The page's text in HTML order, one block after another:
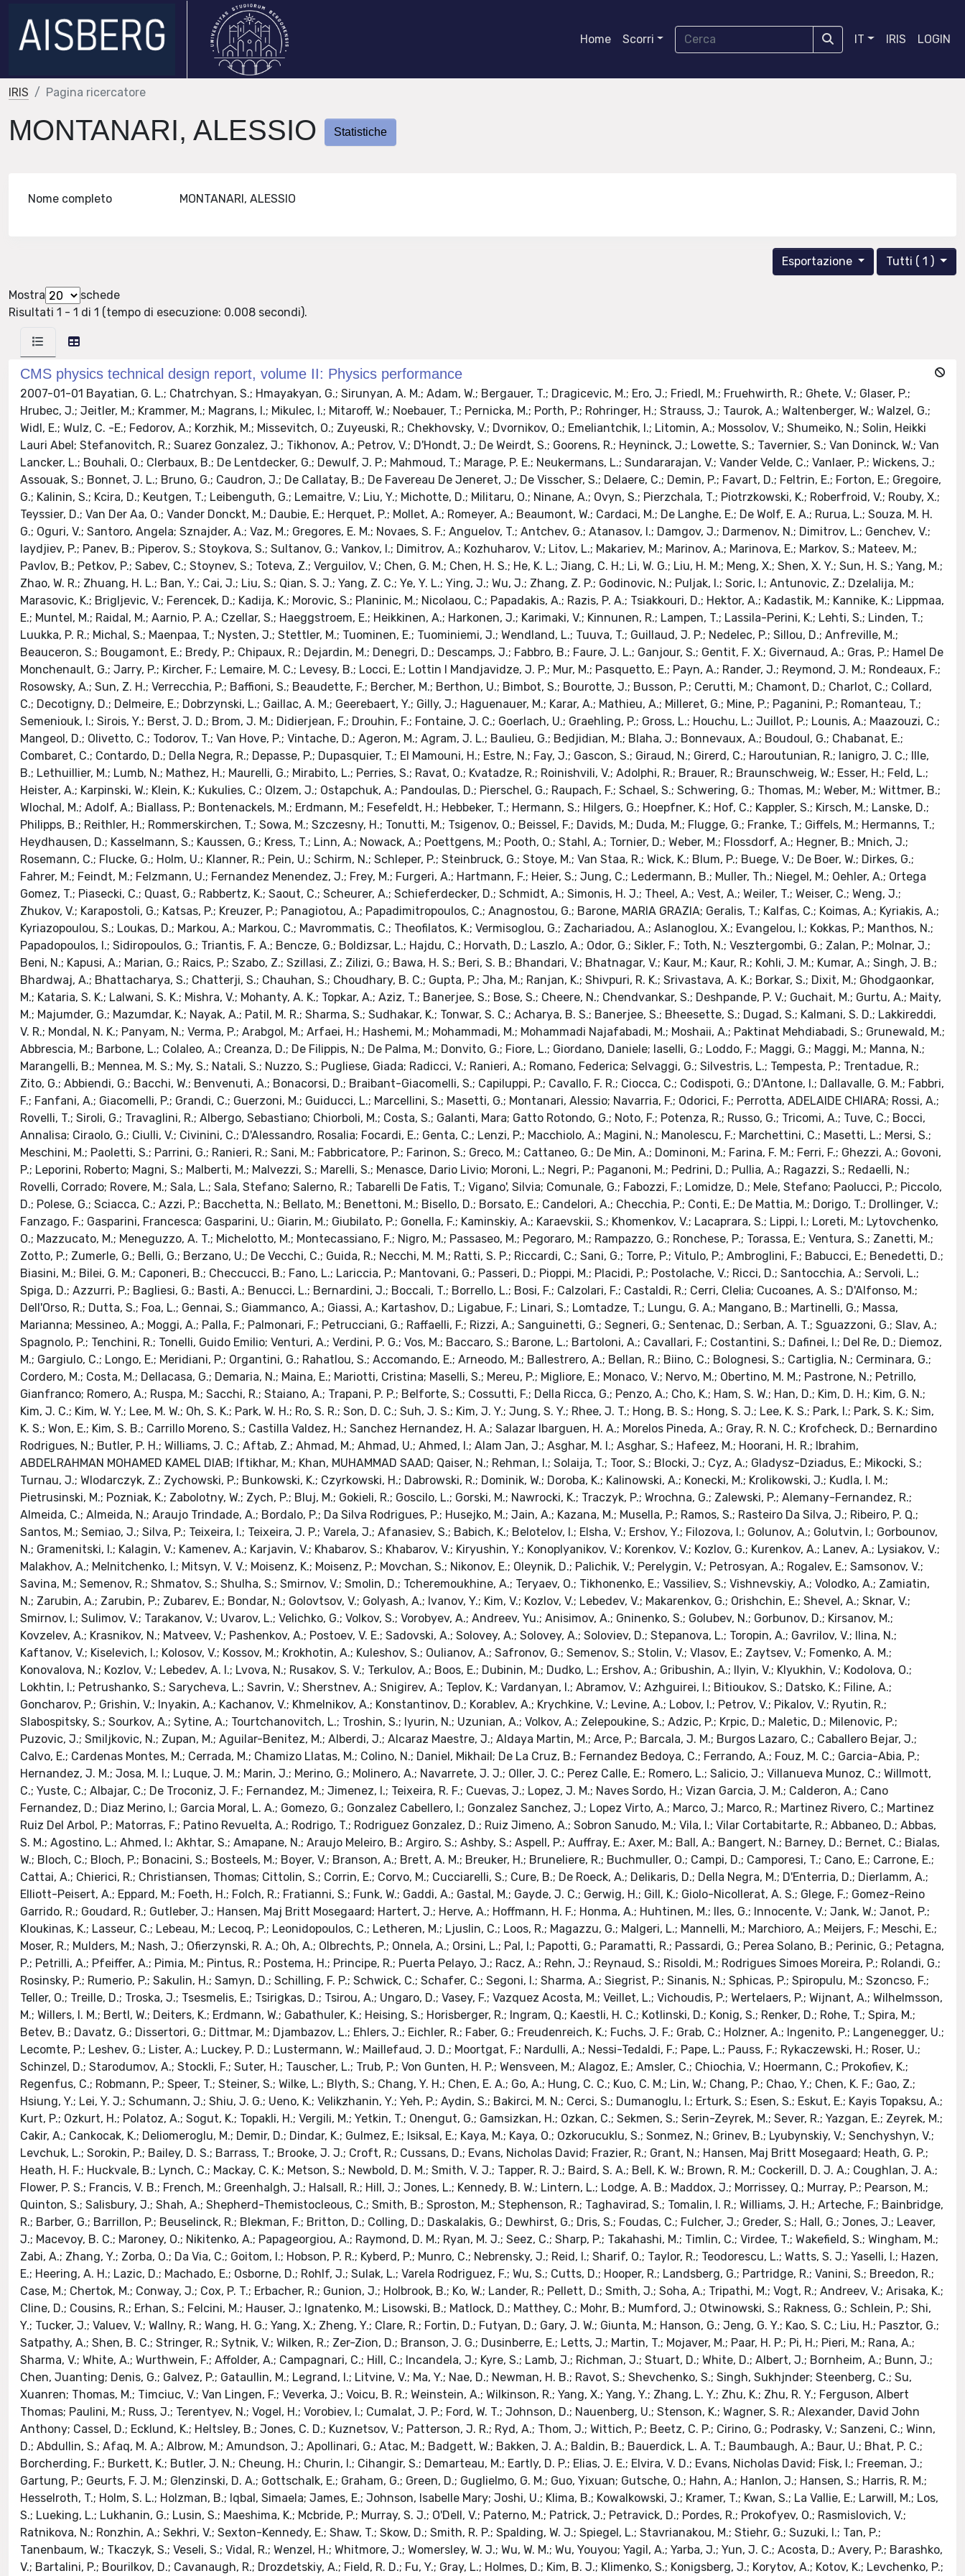
Home Scorri IT IRIS LOGIN
IRIS Pagina ricercatore
MONTANARI, ALESSIO Statistiche
Nome completo MONTANARI, ALESSIO
Tutti ( 1 )
Esportazione
Mostra
schede
Risultati 1 - 1 di 1 (tempo di esecuzione: 0.008 secondi).
CMS physics technical design report, volume II: Physics performance
2007-01-01 Bayatian, G. L.; Chatrchyan, S.; Hmayakyan, G.; Sirunyan, A. M.; Adam, W.; Bergauer, T.; Dragicevic, M.; Ero, J.; Friedl, M.; Fruehwirth, R.; Ghete, V.; Glaser, P.; Hrubec, J.; Jeitler, M.; Krammer, M.; Magrans, I.; Mikulec, I.; Mitaroff, W.; Noebauer, T.; Pernicka, M.; Porth, P.; Rohringer, H.; Strauss, J.; Taurok, A.; Waltenberger, W.; Walzel, G.; Widl, E.; Wulz, C. -E.; Fedorov, A.; Korzhik, M.; Missevitch, O.; Zuyeuski, R.; Chekhovsky, V.; Dvornikov, O.; Emeliantchik, I.; Litomin, A.; Mossolov, V.; Shumeiko, N.; Solin, Heikki Lauri Abel; Stefanovitch, R.; Suarez Gonzalez, J.; Tikhonov, A.; Petrov, V.; D'Hondt, J.; De Weirdt, S.; Goorens, R.; Heyninck, J.; Lowette, S.; Tavernier, S.; Van Doninck, W.; Van Lancker, L.; Bouhali, O.; Clerbaux, B.; De Lentdecker, G.; Dewulf, J. P.; Mahmoud, T.; Marage, P. E.; Neukermans, L.; Sundararajan, V.; Vander Velde, C.; Vanlaer, P.; Wickens, J.; Assouak, S.; Bonnet, J. L.; Bruno, G.; Caudron, J.; De Callatay, B.; De Favereau De Jeneret, J.; De Visscher, S.; Delaere, C.; Demin, P.; Favart, D.; Feltrin, E.; Forton, E.; Gregoire, G.; Kalinin, S.; Kcira, D.; Keutgen, T.; Leibenguth, G.; Lemaitre, V.; Liu, Y.; Michotte, D.; Militaru, O.; Ninane, A.; Ovyn, S.; Pierzchala, T.; Piotrzkowski, K.; Roberfroid, V.; Rouby, X.; Teyssier, D.; Van Der Aa, O.; Vander Donckt, M.; Daubie, E.; Herquet, P.; Mollet, A.; Romeyer, A.; Beaumont, W.; Cardaci, M.; De Langhe, E.; De Wolf, E. A.; Rurua, L.; Souza, M. H. G.; Oguri, V.; Santoro, Angela; Sznajder, A.; Vaz, M.; Gregores, E. M.; Novaes, S. F.; Anguelov, T.; Antchev, G.; Atanasov, I.; Damgov, J.; Darmenov, N.; Dimitrov, L.; Genchev, V.; Iaydjiev, P.; Panev, B.; Piperov, S.; Stoykova, S.; Sultanov, G.; Vankov, I.; Dimitrov, A.; Kozhuharov, V.; Litov, L.; Makariev, M.; Marinov, A.; Marinova, E.; Markov, S.; Mateev, M.; Pavlov, B.; Petkov, P.; Sabev, C.; Stoynev, S.; Toteva, Z.; Verguilov, V.; Chen, G. M.; Chen, H. S.; He, K. L.; Jiang, C. H.; Li, W. G.; Liu, H. M.; Meng, X.; Shen, X. Y.; Sun, H. S.; Yang, M.; Zhao, W. R.; Zhuang, H. L.; Ban, Y.; Cai, J.; Liu, S.; Qian, S. J.; Yang, Z. C.; Ye, Y. L.; Ying, J.; Wu, J.; Zhang, Z. P.; Godinovic, N.; Puljak, I.; Soric, I.; Antunovic, Z.; Dzelalija, M.; Marasovic, K.; Brigljevic, V.; Ferencek, D.; Kadija, K.; Morovic, S.; Planinic, M.; Nicolaou, C.; Papadakis, A.; Razis, P. A.; Tsiakkouri, D.; Hektor, A.; Kadastik, M.; Kannike, K.; Lippmaa, E.; Muntel, M.; Raidal, M.; Aarnio, P. A.; Czellar, S.; Haeggstroem, E.; Heikkinen, A.; Harkonen, J.; Karimaki, V.; Kinnunen, R.; Lampen, T.; Lassila-Perini, K.; Lehti, S.; Linden, T.; Luukka, P. R.; Michal, S.; Maenpaa, T.; Nysten, J.; Stettler, M.; Tuominen, E.; Tuominiemi, J.; Wendland, L.; Tuuva, T.; Guillaud, J. P.; Nedelec, P.; Sillou, D.; Anfreville, M.; Beauceron, S.; Bougamont, E.; Bredy, P.; Chipaux, R.; Dejardin, M.; Denegri, D.; Descamps, J.; Fabbro, B.; Faure, J. L.; Ganjour, S.; Gentit, F. X.; Givernaud, A.; Gras, P.; Hamel De Monchenault, G.; Jarry, P.; Kircher, F.; Lemaire, M. C.; Levesy, B.; Locci, E.; Lottin I Mandjavidze, J. P.; Mur, M.; Pasquetto, E.; Payn, A.; Rander, J.; Reymond, J. M.; Rondeaux, F.; Rosowsky, A.; Sun, Z. H.; Verrecchia, P.; Baffioni, S.; Beaudette, F.; Bercher, M.; Berthon, U.; Bimbot, S.; Bourotte, J.; Busson, P.; Cerutti, M.; Chamont, D.; Charlot, C.; Collard, C.; Decotigny, D.; Delmeire, E.; Dobrzynski, L.; Gaillac, A. M.; Geerebaert, Y.; Gilly, J.; Haguenauer, M.; Karar, A.; Mathieu, A.; Milleret, G.; Mine, P.; Paganini, P.; Romanteau, T.; Semeniouk, I.; Sirois, Y.; Berst, J. D.; Brom, J. M.; Didierjean, F.; Drouhin, F.; Fontaine, J. C.; Goerlach, U.; Graehling, P.; Gross, L.; Houchu, L.; Juillot, P.; Lounis, A.; Maazouzi, C.; Mangeol, D.; Olivetto, C.; Todorov, T.; Van Hove, P.; Vintache, D.; Ageron, M.; Agram, J. L.; Baulieu, G.; Bedjidian, M.; Blaha, J.; Bonnevaux, A.; Boudoul, G.; Chabanat, E.; Combaret, C.; Contardo, D.; Della Negra, R.; Depasse, P.; Dupasquier, T.; El Mamouni, H.; Estre, N.; Fay, J.; Gascon, S.; Giraud, N.; Girerd, C.; Haroutunian, R.; Ianigro, J. C.; Ille, B.; Lethuillier, M.; Lumb, N.; Mathez, H.; Maurelli, G.; Mirabito, L.; Perries, S.; Ravat, O.; Kvatadze, R.; Roinishvili, V.; Adolphi, R.; Brauer, R.; Braunschweig, W.; Esser, H.; Feld, L.; Heister, A.; Karpinski, W.; Klein, K.; Kukulies, C.; Olzem, J.; Ostapchuk, A.; Pandoulas, D.; Pierschel, G.; Raupach, F.; Schael, S.; Schwering, G.; Thomas, M.; Weber, M.; Wittmer, B.; Wlochal, M.; Adolf, A.; Biallass, P.; Bontenackels, M.; Erdmann, M.; Fesefeldt, H.; Hebbeker, T.; Hermann, S.; Hilgers, G.; Hoepfner, K.; Hof, C.; Kappler, S.; Kirsch, M.; Lanske, D.; Philipps, B.; Reithler, H.; Rommerskirchen, T.; Sowa, M.; Szczesny, H.; Tonutti, M.; Tsigenov, O.; Beissel, F.; Davids, M.; Duda, M.; Flugge, G.; Franke, T.; Giffels, M.; Hermanns, T.; Heydhausen, D.; Kasselmann, S.; Kaussen, G.; Kress, T.; Linn, A.; Nowack, A.; Poettgens, M.; Pooth, O.; Stahl, A.; Tornier, D.; Weber, M.; Flossdorf, A.; Hegner, B.; Mnich, J.; Rosemann, C.; Flucke, G.; Holm, U.; Klanner, R.; Pein, U.; Schirm, N.; Schleper, P.; Steinbruck, G.; Stoye, M.; Van Staa, R.; Wick, K.; Blum, P.; Buege, V.; De Boer, W.; Dirkes, G.; Fahrer, M.; Feindt, M.; Felzmann, U.; Fernandez Menendez, J.; Frey, M.; Furgeri, A.; Hartmann, F.; Heier, S.; Jung, C.; Ledermann, B.; Muller, Th.; Niegel, M.; Oehler, A.; Ortega Gomez, T.; Piasecki, C.; Quast, G.; Rabbertz, K.; Saout, C.; Scheurer, A.; Schieferdecker, D.; Schmidt, A.; Simonis, H. J.; Theel, A.; Vest, A.; Weiler, T.; Weiser, C.; Weng, J.; Zhukov, V.; Karapostoli, G.; Katsas, P.; Kreuzer, P.; Panagiotou, A.; Papadimitropoulos, C.; Anagnostou, G.; Barone, MARIA GRAZIA; Geralis, T.; Kalfas, C.; Koimas, A.; Kyriakis, A.; Kyriazopoulou, S.; Loukas, D.; Markou, A.; Markou, C.; Mavrommatis, C.; Theofilatos, K.; Vermisoglou, G.; Zachariadou, A.; Aslanoglou, X.; Evangelou, I.; Kokkas, P.; Manthos, N.; Papadopoulos, I.; Sidiropoulos, G.; Triantis, F. A.; Bencze, G.; Boldizsar, L.; Hajdu, C.; Horvath, D.; Laszlo, A.; Odor, G.; Sikler, F.; Toth, N.; Vesztergombi, G.; Zalan, P.; Molnar, J.; Beni, N.; Kapusi, A.; Marian, G.; Raics, P.; Szabo, Z.; Szillasi, Z.; Zilizi, G.; Bawa, H. S.; Beri, S. B.; Bhandari, V.; Bhatnagar, V.; Kaur, M.; Kaur, R.; Kohli, J. M.; Kumar, A.; Singh, J. B.; Bhardwaj, A.; Bhattacharya, S.; Chatterji, S.; Chauhan, S.; Choudhary, B. C.; Gupta, P.; Jha, M.; Ranjan, K.; Shivpuri, R. K.; Srivastava, A. K.; Borkar, S.; Dixit, M.; Ghodgaonkar, M.; Kataria, S. K.; Lalwani, S. K.; Mishra, V.; Mohanty, A. K.; Topkar, A.; Aziz, T.; Banerjee, S.; Bose, S.; Cheere, N.; Chendvankar, S.; Deshpande, P. V.; Guchait, M.; Gurtu, A.; Maity, M.; Majumder, G.; Mazumdar, K.; Nayak, A.; Patil, M. R.; Sharma, S.; Sudhakar, K.; Tonwar, S. C.; Acharya, B. S.; Banerjee, S.; Bheesette, S.; Dugad, S.; Kalmani, S. D.; Lakkireddi, V. R.; Mondal, N. K.; Panyam, N.; Verma, P.; Arabgol, M.; Arfaei, H.; Hashemi, M.; Mohammadi, M.; Mohammadi Najafabadi, M.; Moshaii, A.; Paktinat Mehdiabadi, S.; Grunewald, M.; Abbrescia, M.; Barbone, L.; Colaleo, A.; Creanza, D.; De Filippis, N.; De Palma, M.; Donvito, G.; Fiore, L.; Giordano, Daniele; Iaselli, G.; Loddo, F.; Maggi, G.; Maggi, M.; Manna, N.; Marangelli, B.; Mennea, M. S.; My, S.; Natali, S.; Nuzzo, S.; Pugliese, Giada; Radicci, V.; Ranieri, A.; Romano, Federica; Selvaggi, G.; Silvestris, L.; Tempesta, P.; Trentadue, R.; Zito, G.; Abbiendi, G.; Bacchi, W.; Benvenuti, A.; Bonacorsi, D.; Braibant-Giacomelli, S.; Capiluppi, P.; Cavallo, F. R.; Ciocca, C.; Codispoti, G.; D'Antone, I.; Dallavalle, G. M.; Fabbri, F.; Fanfani, A.; Giacomelli, P.; Grandi, C.; Guerzoni, M.; Guiducci, L.; Marcellini, S.; Masetti, G.; Montanari, Alessio; Navarria, F.; Odorici, F.; Perrotta, ADELAIDE CHIARA; Rossi, A.; Rovelli, T.; Siroli, G.; Travaglini, R.; Albergo, Sebastiano; Chiorboli, M.; Costa, S.; Galanti, Mara; Gatto Rotondo, G.; Noto, F.; Potenza, R.; Russo, G.; Tricomi, A.; Tuve, C.; Bocci, Annalisa; Ciraolo, G.; Ciulli, V.; Civinini, C.; D'Alessandro, Rosalia; Focardi, E.; Genta, C.; Lenzi, P.; Macchiolo, A.; Magini, N.; Manolescu, F.; Marchettini, C.; Masetti, L.; Mersi, S.; Meschini, M.; Paoletti, S.; Parrini, G.; Ranieri, R.; Sani, M.; Fabbricatore, P.; Farinon, S.; Greco, M.; Cattaneo, G.; De Min, A.; Dominoni, M.; Farina, F. M.; Ferri, F.; Ghezzi, A.; Govoni, P.; Leporini, Roberto; Magni, S.; Malberti, M.; Malvezzi, S.; Marelli, S.; Menasce, Dario Livio; Moroni, L.; Negri, P.; Paganoni, M.; Pedrini, D.; Pullia, A.; Ragazzi, S.; Redaelli, N.; Rovelli, Corrado; Rovere, M.; Sala, L.; Sala, Stefano; Salerno, R.; Tabarelli De Fatis, T.; Vigano', Silvia; Comunale, G.; Fabozzi, F.; Lomidze, D.; Mele, Stefano; Paolucci, P.; Piccolo, D.; Polese, G.; Sciacca, C.; Azzi, P.; Bacchetta, N.; Bellato, M.; Benettoni, M.; Bisello, D.; Borsato, E.; Candelori, A.; Checchia, P.; Conti, E.; De Mattia, M.; Dorigo, T.; Drollinger, V.; Fanzago, F.; Gasparini, Francesca; Gasparini, U.; Giarin, M.; Giubilato, P.; Gonella, F.; Kaminskiy, A.; Karaevskii, S.; Khomenkov, V.; Lacaprara, S.; Lippi, I.; Loreti, M.; Lytovchenko, O.; Mazzucato, M.; Meneguzzo, A. T.; Michelotto, M.; Montecassiano, F.; Nigro, M.; Passaseo, M.; Pegoraro, M.; Rampazzo, G.; Ronchese, P.; Torassa, E.; Ventura, S.; Zanetti, M.; Zotto, P.; Zumerle, G.; Belli, G.; Berzano, U.; De Vecchi, C.; Guida, R.; Necchi, M. M.; Ratti, S. P.; Riccardi, C.; Sani, G.; Torre, P.; Vitulo, P.; Ambroglini, F.; Babucci, E.; Benedetti, D.; Biasini, M.; Bilei, G. M.; Caponeri, B.; Checcucci, B.; Fano, L.; Lariccia, P.; Mantovani, G.; Passeri, D.; Pioppi, M.; Placidi, P.; Postolache, V.; Ricci, D.; Santocchia, A.; Servoli, L.; Spiga, D.; Azzurri, P.; Bagliesi, G.; Basti, A.; Benucci, L.; Bernardini, J.; Boccali, T.; Borrello, L.; Bosi, F.; Calzolari, F.; Castaldi, R.; Cerri, Clelia; Cucoanes, A. S.; D'Alfonso, M.; Dell'Orso, R.; Dutta, S.; Foa, L.; Gennai, S.; Giammanco, A.; Giassi, A.; Kartashov, D.; Ligabue, F.; Linari, S.; Lomtadze, T.; Lungu, G. A.; Mangano, B.; Martinelli, G.; Massa, Marianna; Mes